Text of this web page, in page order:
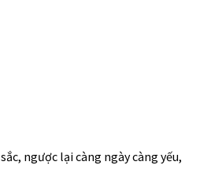
ngược lại càng ngày càng yếu,